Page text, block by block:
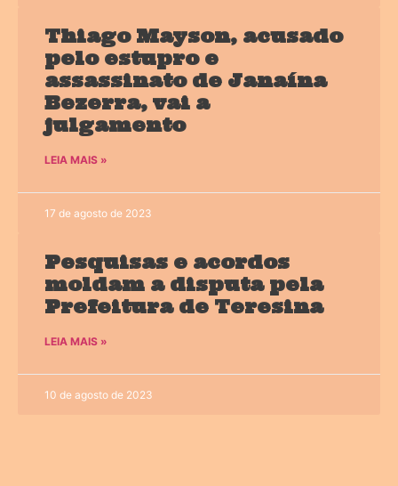
Thiago Mayson, acusado
pelo estupro e
assassinato de Janaína
Bezerra, vai a
julgamento
LEIA MAIS »
17 de agosto de 2023
Pesquisas e acordos
moldam a disputa pela
Prefeitura de Teresina
LEIA MAIS »
10 de agosto de 2023